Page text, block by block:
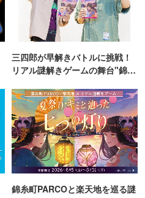
三四郎が早解きバトルに挑戦！
リアル謎解きゲームの舞台"錦糸
錦糸町PARCOと楽天地を巡る謎